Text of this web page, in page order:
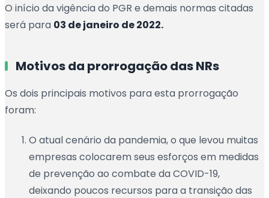
O início da vigência do PGR e demais normas citadas
será para 03 de janeiro de 2022.
Motivos da prorrogação das NRs
Os dois principais motivos para esta prorrogação
foram:
O atual cenário da pandemia, o que levou muitas
empresas colocarem seus esforços em medidas
de prevenção ao combate da COVID-19,
deixando poucos recursos para a transição das